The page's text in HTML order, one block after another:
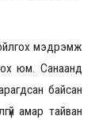
мэдрэмж
юм. Санаанд
байсан
амар тайван